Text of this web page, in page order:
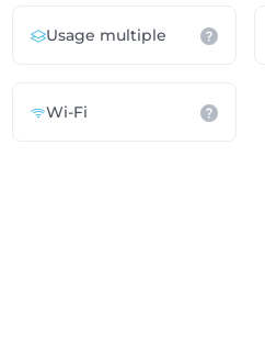
Usage multiple
Wi-Fi